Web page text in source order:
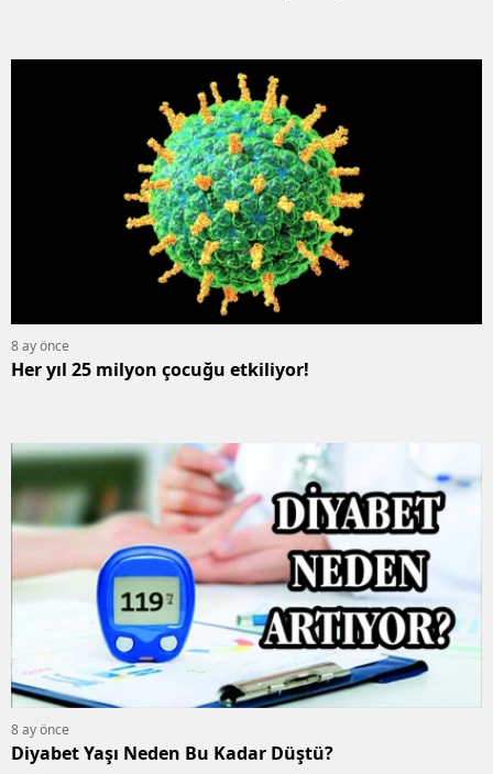
8 ay önce
Her yıl 25 milyon çocuğu etkiliyor!
8 ay önce
Diyabet Yaşı Neden Bu Kadar Düştü?